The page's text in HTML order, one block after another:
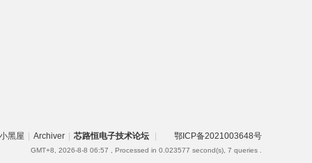
小黑屋 | Archiver | 芯路恒电子技术论坛 | 鄂ICP备2021003648号
GMT+8, 2026-8-8 06:57 , Processed in 0.023577 second(s), 7 queries .